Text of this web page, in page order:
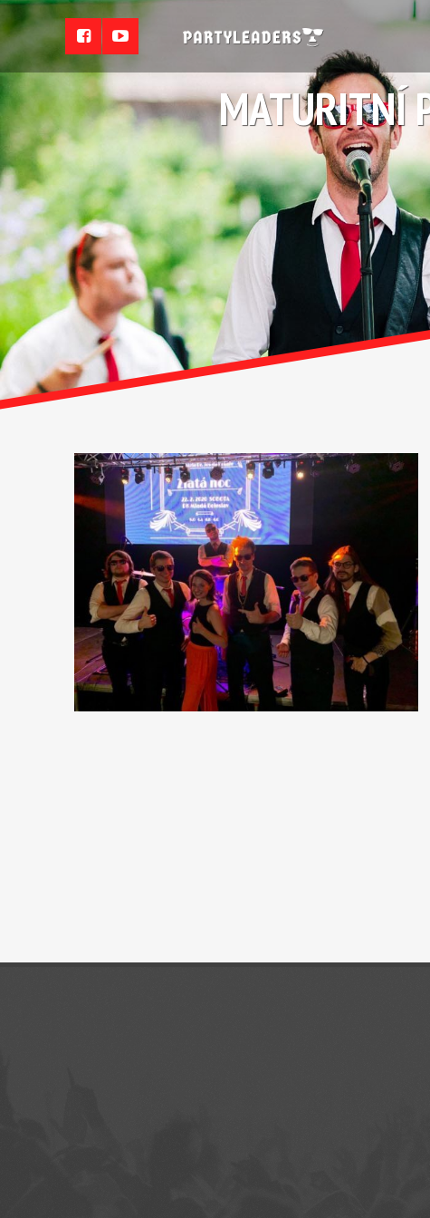
MATURITNÍ